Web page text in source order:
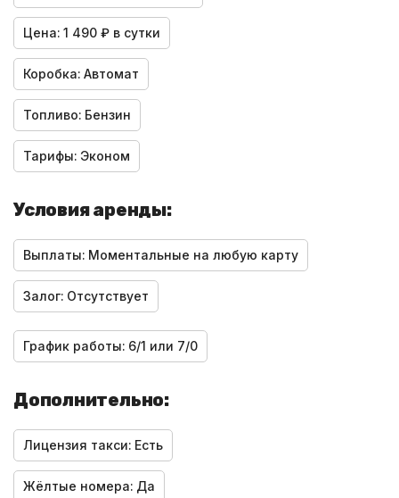
Цена: 1 490 ₽ в сутки
Коробка: Автомат
Топливо: Бензин
Тарифы: Эконом
Условия аренды:
Выплаты: Моментальные на любую карту
Залог: Отсутствует
График работы: 6/1 или 7/0
Дополнительно:
Лицензия такси: Есть
Жёлтые номера: Да